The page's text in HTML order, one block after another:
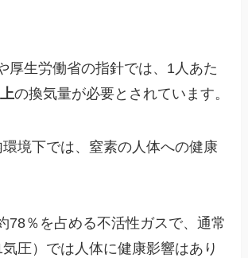
厚生労働省の指針では、1人あた
の換気量が必要とされています。
境下では、窒素の人体への健康
78％を占める不活性ガスで、通常
圧）では人体に健康影響はあり